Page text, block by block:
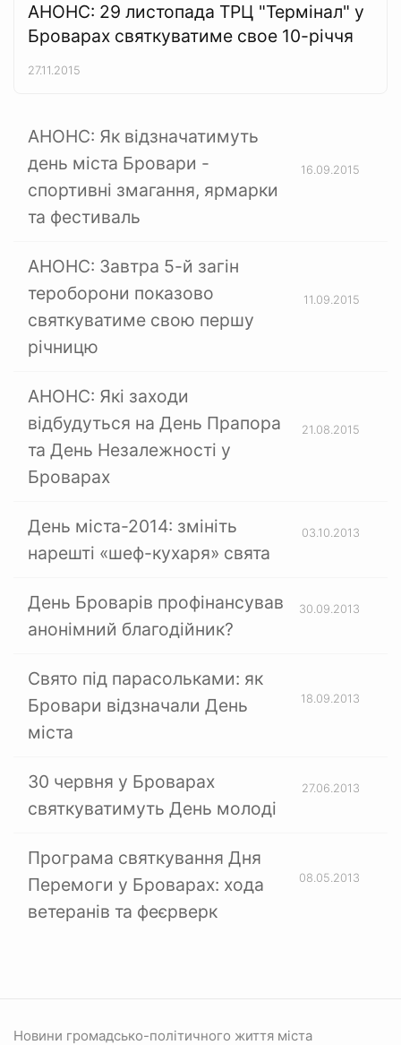
АНОНС: 29 листопада ТРЦ "Термінал" у
Броварах святкуватиме свое 10-річчя
27.11.2015
АНОНС: Як відзначатимуть
день міста Бровари -
спортивні змагання, ярмарки
та фестиваль
16.09.2015
АНОНС: Завтра 5-й загін
тероборони показово
святкуватиме свою першу
річницю
11.09.2015
АНОНС: Які заходи
відбудуться на День Прапора
та День Незалежності у
Броварах
21.08.2015
День міста-2014: змініть
нарешті «шеф-кухаря» свята
03.10.2013
День Броварів профінансував
анонімний благодійник?
30.09.2013
Свято під парасольками: як
Бровари відзначали День
міста
18.09.2013
30 червня у Броварах
святкуватимуть День молоді
27.06.2013
Програма святкування Дня
Перемоги у Броварах: хода
ветеранів та феєрверк
08.05.2013
Новини громадсько-політичного життя міста